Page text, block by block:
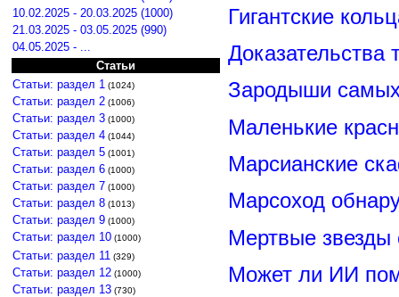
10.02.2025 - 20.03.2025 (1000)
21.03.2025 - 03.05.2025 (990)
04.05.2025 - ...
Статьи
Статьи: раздел 1 (1024)
Статьи: раздел 2 (1006)
Статьи: раздел 3 (1000)
Статьи: раздел 4 (1044)
Статьи: раздел 5 (1001)
Статьи: раздел 6 (1000)
Статьи: раздел 7 (1000)
Статьи: раздел 8 (1013)
Статьи: раздел 9 (1000)
Статьи: раздел 10 (1000)
Статьи: раздел 11 (329)
Статьи: раздел 12 (1000)
Статьи: раздел 13 (730)
Гигантские
Доказательства
Зародыши самых
Маленькие
Марсианские
Марсоход
Мертвые звезды
Может ли ИИ